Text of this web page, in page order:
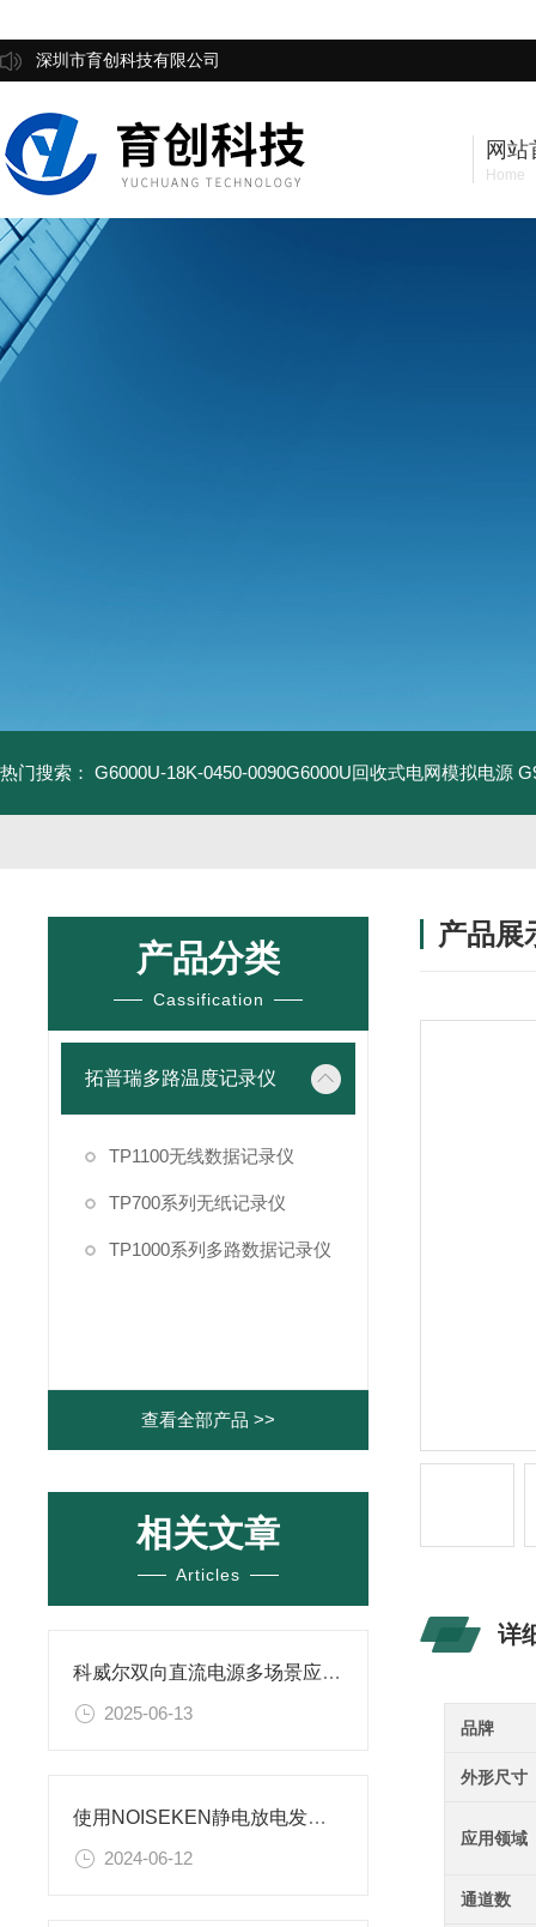
深圳市育创科技有限公司
网站
Home
热门搜索： G6000U-18K-0450-0090G6000U回收式电网模拟电源
产品分类
Cassification
拓普瑞多路温度记录仪
TP1100无线数据记录仪
TP700系列无纸记录仪
TP1000系列多路数据记录仪
查看全部产品 >>
相关文章
Articles
科威尔双向直流电源多场景应用示例
2025-06-13
使用NOISEKEN静电放电发生器时应注意哪些关键点？
2024-06-12
产品展
详
品牌
外形尺寸
应用领域
通道数